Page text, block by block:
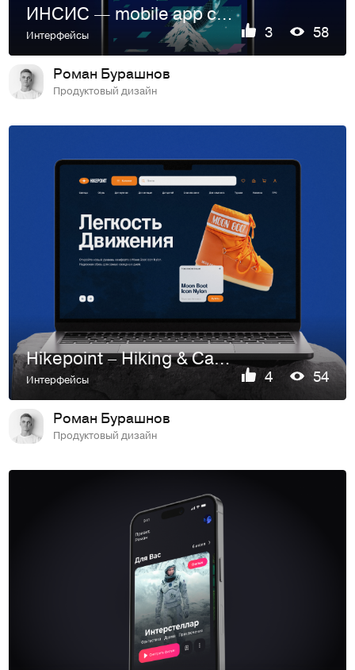
ИНСИС — mobile app concept
Интерфейсы 3 58
Роман Бурашнов
Продуктовый дизайн
Hikepoint – Hiking & Camping eCommerce
Интерфейсы 4 54
Роман Бурашнов
Продуктовый дизайн